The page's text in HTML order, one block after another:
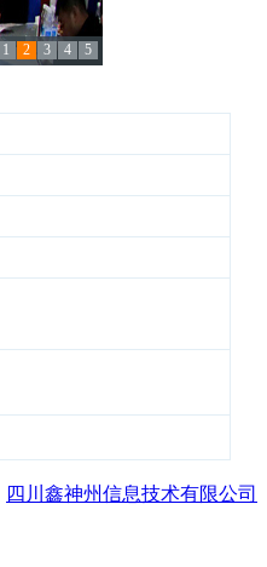
1 2 3 4 5
四川鑫神州信息技术有限公司